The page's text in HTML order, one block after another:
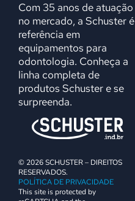
Com 35 anos de atuação
no mercado, a Schuster é
referência em
equipamentos para
odontologia. Conheça a
linha completa de
produtos Schuster e se
surpreenda.
© 2026 SCHUSTER – DIREITOS
RESERVADOS.
POLÍTICA DE PRIVACIDADE
This site is protected by